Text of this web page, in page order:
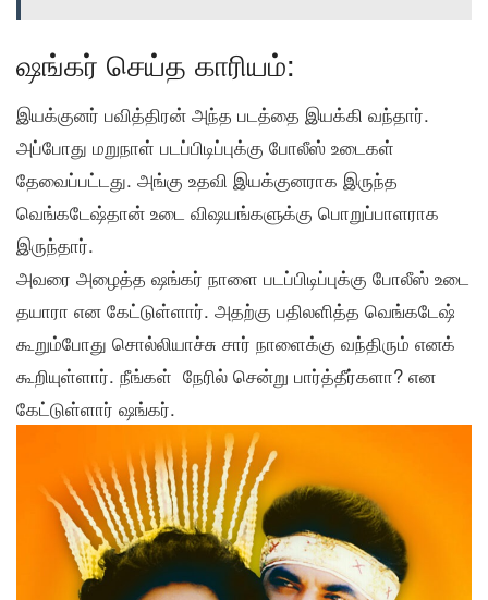
ஷங்கர் செய்த காரியம்:
இயக்குனர் பவித்திரன் அந்த படத்தை இயக்கி வந்தார்.
அப்போது மறுநாள் படப்பிடிப்புக்கு போலீஸ் உடைகள்
தேவைப்பட்டது. அங்கு உதவி இயக்குனராக இருந்த
வெங்கடேஷ்தான் உடை விஷயங்களுக்கு பொறுப்பாளராக
இருந்தார்.
அவரை அழைத்த ஷங்கர் நாளை படப்பிடிப்புக்கு போலீஸ் உடை
தயாரா என கேட்டுள்ளார். அதற்கு பதிலளித்த வெங்கடேஷ்
கூறும்போது சொல்லியாச்சு சார் நாளைக்கு வந்திரும் எனக்
கூறியுள்ளார். நீங்கள் நேரில் சென்று பார்த்தீர்களா? என
கேட்டுள்ளார் ஷங்கர்.